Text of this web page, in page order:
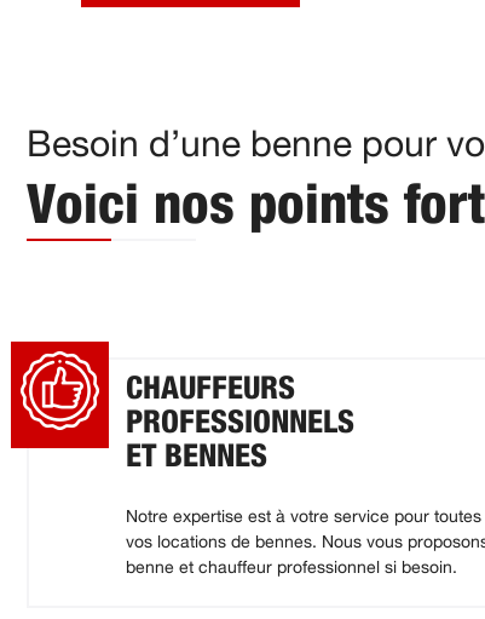
Besoin d’une benne pour
Voici nos points
CHAUFFEURS
PROFESSIONNELS
ET BENNES
Notre expertise est à votre service pour toutes
vos locations de bennes. Nous vous
benne et chauffeur professionnel si besoin.